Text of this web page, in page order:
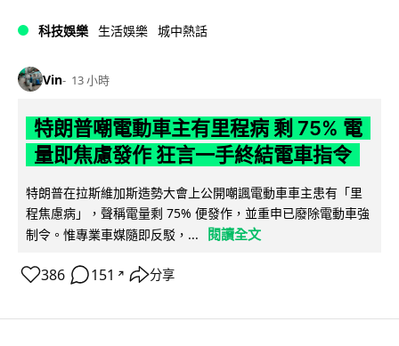
科技娛樂 生活娛樂 城中熱話
Vin 13 小時
特朗普嘲電動車主有里程病 剩 75% 電
量即焦慮發作 狂言一手終結電車指令
特朗普在拉斯維加斯造勢大會上公開嘲諷電動車車主患有「里
程焦慮病」，聲稱電量剩 75% 便發作，並重申已廢除電動車強
制令。惟專業車媒隨即反駁，...
閱讀全文
386 151 ↗ 分享